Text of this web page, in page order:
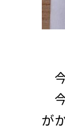
が